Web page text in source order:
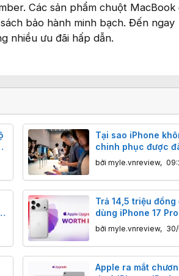
Các sản phẩm chuột
bảo hành minh bạch. Đến ngay
nhiều ưu đãi hấp dẫn.
Tại sao iPhone
chinh phục được
Trung Quốc?
bởi myle.vnreview,
Trả 14,5 triệu đồng
dùng iPhone 17
1 năm có đắt
bởi myle.vnreview,
Apple ra mắt